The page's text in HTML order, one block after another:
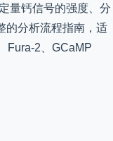
量钙信号的强度、分
的分析流程指南，适
Fura-2、GCaMP